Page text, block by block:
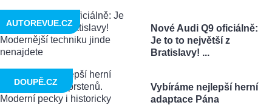
Nové Audi Q9 oficiálně:
Je to to největší z
Bratislavy! ...
AUTOREVUE.CZ
Vybíráme nejlepší herní
adaptace Pána
DOUPĚ.CZ